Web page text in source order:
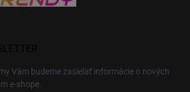
Vám budeme zasielať informácie o nových
e-shope.